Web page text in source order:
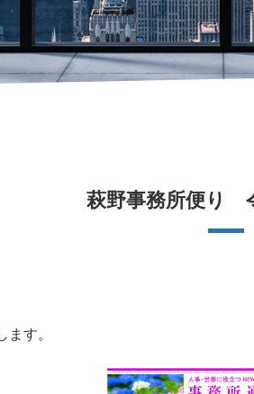
実績一覧
労働保険・
保険申請サポ
全国対応
申請
萩野事務所便り
ます。